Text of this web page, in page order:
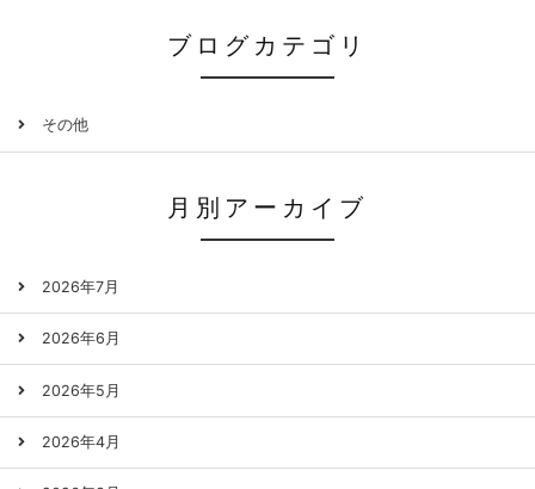
ブログカテゴリ
その他
月別アーカイブ
2026年7月
2026年6月
2026年5月
2026年4月